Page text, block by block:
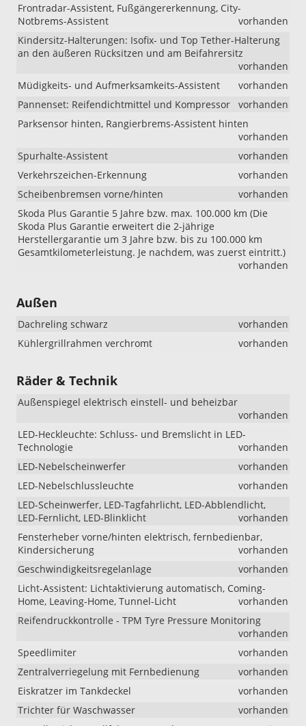
Frontradar-Assistent, Fußgängererkennung, City-
Notbrems-Assistent
vorhanden
Kindersitz-Halterungen: Isofix- und Top Tether-Halterung
an den äußeren Rücksitzen und am Beifahrersitz
vorhanden
Müdigkeits- und Aufmerksamkeits-Assistent
vorhanden
Pannenset: Reifendichtmittel und Kompressor
vorhanden
Parksensor hinten, Rangierbrems-Assistent hinten
vorhanden
Spurhalte-Assistent
vorhanden
Verkehrszeichen-Erkennung
vorhanden
Scheibenbremsen vorne/hinten
vorhanden
Skoda Plus Garantie 5 Jahre bzw. max. 100.000 km (Die
Skoda Plus Garantie erweitert die 2-jährige
Herstellergarantie um 3 Jahre bzw. bis zu 100.000 km
Gesamtkilometerleistung. Je nachdem, was zuerst eintritt.)
vorhanden
Außen
Dachreling schwarz
vorhanden
Kühlergrillrahmen verchromt
vorhanden
Räder & Technik
Außenspiegel elektrisch einstell- und beheizbar
vorhanden
LED-Heckleuchte: Schluss- und Bremslicht in LED-
Technologie
vorhanden
LED-Nebelscheinwerfer
vorhanden
LED-Nebelschlussleuchte
vorhanden
LED-Scheinwerfer, LED-Tagfahrlicht, LED-Abblendlicht,
LED-Fernlicht, LED-Blinklicht
vorhanden
Fensterheber vorne/hinten elektrisch, fernbedienbar,
Kindersicherung
vorhanden
Geschwindigkeitsregelanlage
vorhanden
Licht-Assistent: Lichtaktivierung automatisch, Coming-
Home, Leaving-Home, Tunnel-Licht
vorhanden
Reifendruckkontrolle - TPM Tyre Pressure Monitoring
vorhanden
Speedlimiter
vorhanden
Zentralverriegelung mit Fernbedienung
vorhanden
Eiskratzer im Tankdeckel
vorhanden
Trichter für Waschwasser
vorhanden